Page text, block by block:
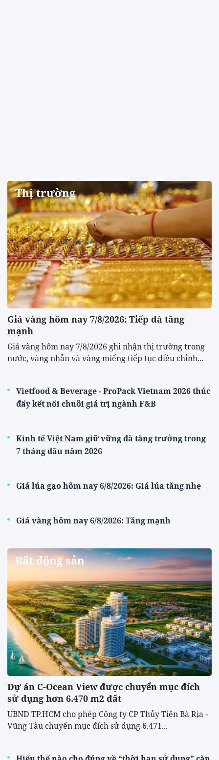
Thị trường
Giá vàng hôm nay 7/8/2026: Tiếp đà tăng
mạnh
Giá vàng hôm nay 7/8/2026 ghi nhận thị trường trong
nước, vàng nhẫn và vàng miếng tiếp tục điều chỉnh...
Vietfood & Beverage - ProPack Vietnam 2026 thúc
đẩy kết nối chuỗi giá trị ngành F&B
Kinh tế Việt Nam giữ vững đà tăng trưởng trong
7 tháng đầu năm 2026
Giá lúa gạo hôm nay 6/8/2026: Giá lúa tăng nhẹ
Giá vàng hôm nay 6/8/2026: Tăng mạnh
Bất động sản
Dự án C-Ocean View được chuyển mục đích
sử dụng hơn 6.470 m2 đất
UBND TP.HCM cho phép Công ty CP Thủy Tiên Bà Rịa -
Vũng Tàu chuyển mục đích sử dụng 6.471...